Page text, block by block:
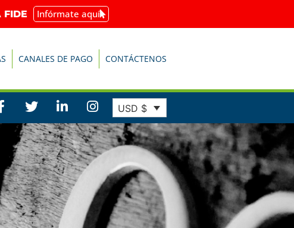
FIDE Infórmate aquí
CANALES DE PAGO CONTÁCTENOS
USD $